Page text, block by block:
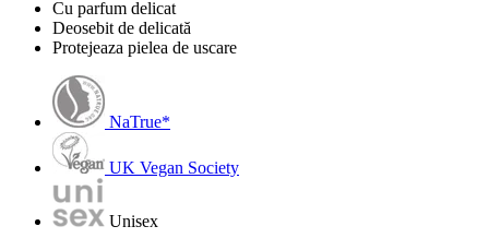
Cu parfum delicat
Deosebit de delicată
Protejeaza pielea de uscare
NaTrue*
UK Vegan Society
Unisex